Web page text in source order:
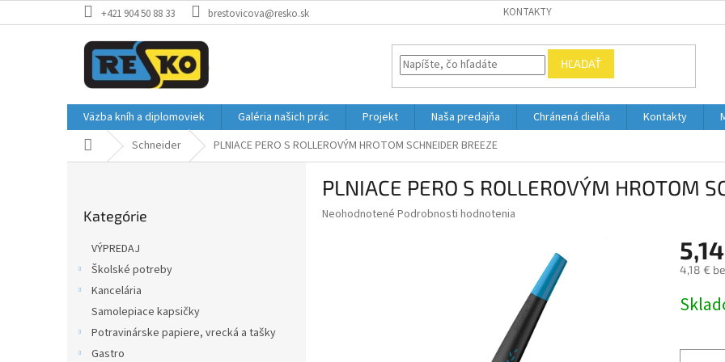
na
+421 904 50 88 33 brestovicova@resko.sk KONTAKTY
HĽADAŤ
Väzba kníh a diplomoviek Galéria našich prác Projekt Naša predajňa Chránená dielňa Kontakty
DomovSchneider PLNIACE PERO S ROLLEROVÝM HROTOM SCHNEIDER BREEZE
kategórie
Kategórie
VÝPREDAJ
Školské potreby
Kancelária
Samolepiace kapsičky
Potravinárske papiere, vrecká a tašky
Gastro
PLNIACE PERO S ROLLEROVÝM HROTOM
Priemerné
Neohodnotené Podrobnosti hodnotenia
4,18 €
cena: